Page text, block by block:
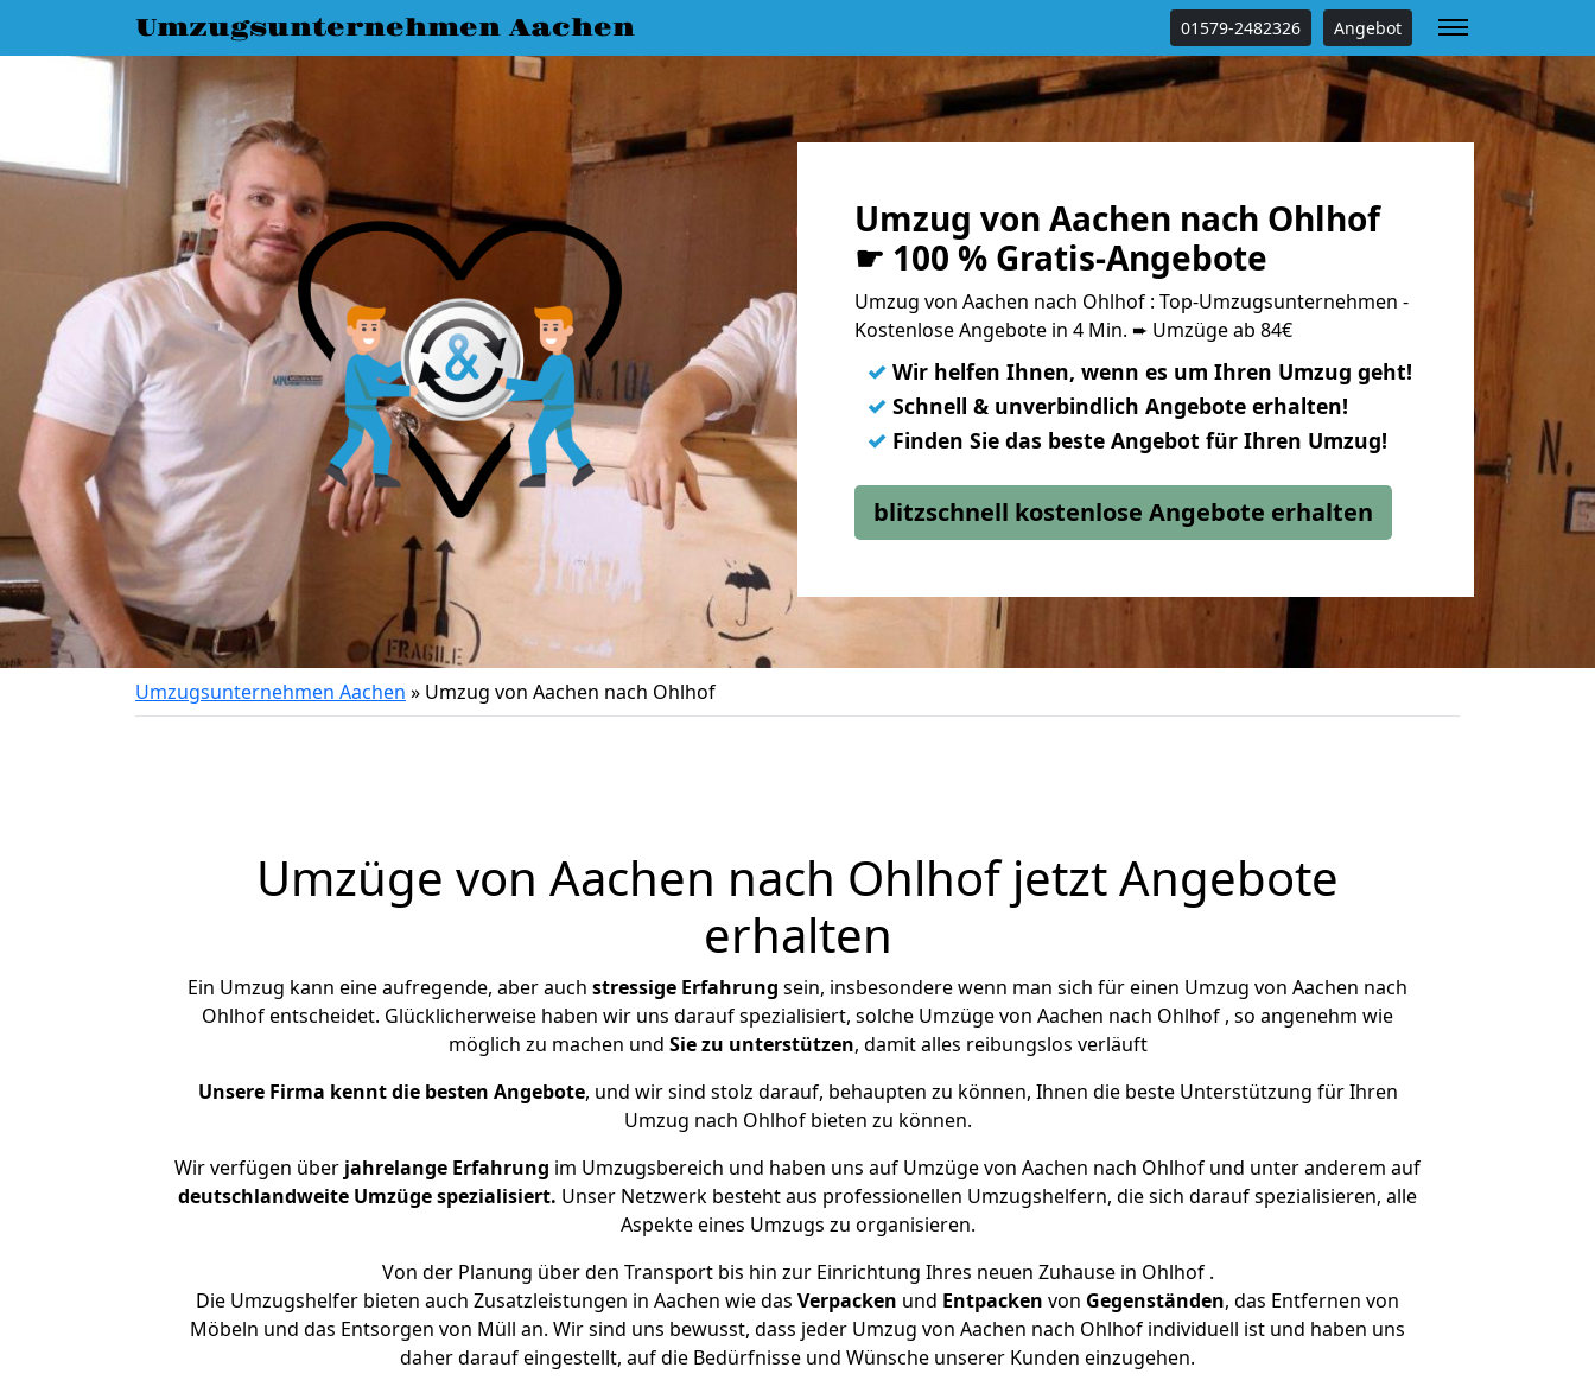
Umzugsunternehmen Aachen 01579-2482326 Angebot
Umzug von Aachen nach Ohlhof
☛ 100 % Gratis-Angebote
Umzug von Aachen nach Ohlhof : Top-Umzugsunternehmen -
Kostenlose Angebote in 4 Min. ➨ Umzüge ab 84€
✓ Wir helfen Ihnen, wenn es um Ihren Umzug geht!
✓ Schnell & unverbindlich Angebote erhalten!
✓ Finden Sie das beste Angebot für Ihren Umzug!
blitzschnell kostenlose Angebote erhalten
Umzugsunternehmen Aachen » Umzug von Aachen nach Ohlhof
Umzüge von Aachen nach Ohlhof jetzt Angebote
erhalten
Ein Umzug kann eine aufregende, aber auch stressige Erfahrung sein, insbesondere wenn man sich für einen Umzug von Aachen nach
Ohlhof entscheidet. Glücklicherweise haben wir uns darauf spezialisiert, solche Umzüge von Aachen nach Ohlhof , so angenehm wie
möglich zu machen und Sie zu unterstützen, damit alles reibungslos verläuft
Unsere Firma kennt die besten Angebote, und wir sind stolz darauf, behaupten zu können, Ihnen die beste Unterstützung für Ihren
Umzug nach Ohlhof bieten zu können.
Wir verfügen über jahrelange Erfahrung im Umzugsbereich und haben uns auf Umzüge von Aachen nach Ohlhof und unter anderem auf
deutschlandweite Umzüge spezialisiert. Unser Netzwerk besteht aus professionellen Umzugshelfern, die sich darauf spezialisieren, alle
Aspekte eines Umzugs zu organisieren.
Von der Planung über den Transport bis hin zur Einrichtung Ihres neuen Zuhause in Ohlhof .
Die Umzugshelfer bieten auch Zusatzleistungen in Aachen wie das Verpacken und Entpacken von Gegenständen, das Entfernen von
Möbeln und das Entsorgen von Müll an. Wir sind uns bewusst, dass jeder Umzug von Aachen nach Ohlhof individuell ist und haben uns
daher darauf eingestellt, auf die Bedürfnisse und Wünsche unserer Kunden einzugehen.